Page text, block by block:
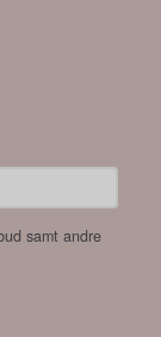
samt andre